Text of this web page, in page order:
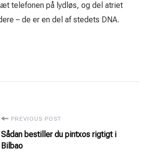
telefonen på lydløs, og del atriet
– de er en del af stedets DNA.
PREVIOUS POST
Sådan bestiller du pintxos rigtigt i
Bilbao